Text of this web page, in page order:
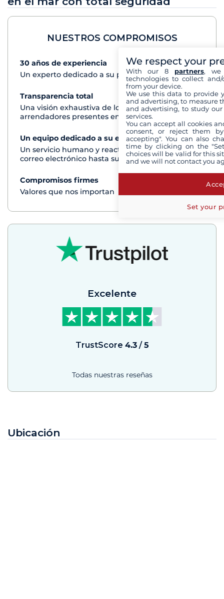
NUESTROS COMPROMISOS
30 años de experiencia
Ver+
Un experto dedicado a su proyecto de crucero
Transparencia total
Ver+
Una visión exhaustiva de los barcos de todos los
arrendadores presentes en cada destino
Un equipo dedicado a su experiencia
Ver+
Un servicio humano y reactivo por teléfono o
correo electrónico hasta su regreso del crucero
Compromisos firmes
Valores que nos importan
Excelente
TrustScore 4.3/5
Todas nuestras reseñas
Ubicación
We respect your
With our 8 partners, we
technologies to collect
from your device.
We use this data to provide
and advertising, to measure
and advertising, to study
services.
You can accept all cookies
consent, or reject them
accepting". You can also
time by clicking on the
choices will be valid for this
and we will not contact you
Set your